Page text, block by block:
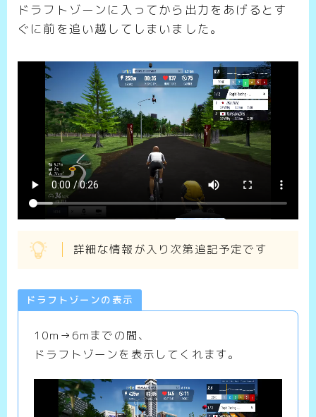
ドラフトゾーンに入ってから出力をあげるとす
ぐに前を追い越してしまいました。
詳細な情報が入り次第追記予定です
ドラフトゾーンの表示
10m→6mまでの間、
ドラフトゾーンを表示してくれます。